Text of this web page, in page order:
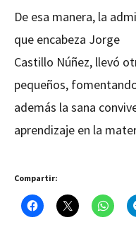
De esa manera, la
que encabeza Jorge
Castillo Núñez, llevó
pequeños,
además la sana
aprendizaje en la
Compartir: